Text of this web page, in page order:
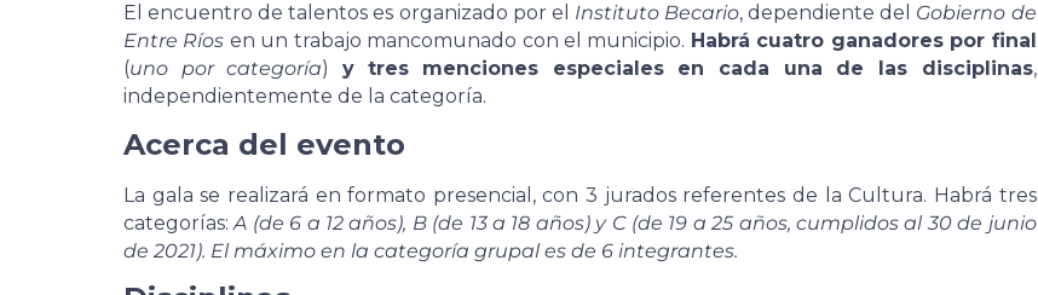
El encuentro de talentos es organizado por el Instituto Becario, dependiente del Gobierno de
Entre Ríos en un trabajo mancomunado con el municipio. Habrá cuatro ganadores por final
(uno por categoría) y tres menciones especiales en cada una de las disciplinas,
independientemente de la categoría.
Acerca del evento
La gala se realizará en formato presencial, con 3 jurados referentes de la Cultura. Habrá tres
categorías:A (de 6 a 12 años), B (de 13 a 18 años) y C (de 19 a 25 años, cumplidos al 30 de junio
de 2021). El máximo en la categoría grupal es de 6 integrantes.